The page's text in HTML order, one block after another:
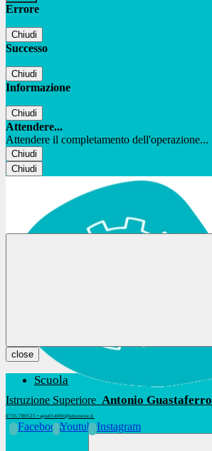
Errore
Chiudi
Successo
Chiudi
Informazione
Chiudi
Attendere...
Attendere il completamento dell'operazione...
Chiudi
Chiudi
Istruzione Superiore Antonio Guastaferro
0735.780525 • apis01400t@istruzione.it
FacebookYoutubeInstagram
close
Scuola